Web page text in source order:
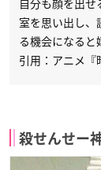
自分も顔を出
室を思い出し、
る機会になると
引用：アニメ『
殺せんせー